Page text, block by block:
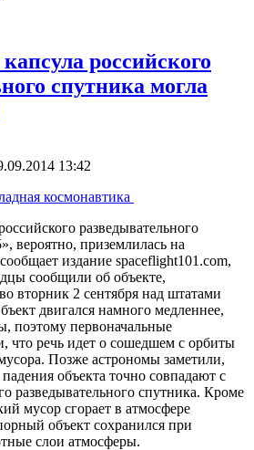
российского
спутника могла
13:42
космонавтика
разведывательного
вероятно, приземлилась на
издание spaceflight101.com,
сообщили об объекте,
вторник 2 сентября над штатами
двигался намного медленнее,
поэтому первоначальные
что речь идет о сошедшем с орбиты
Позже астрономы заметили,
объекта точно совпадают с
разведывательного спутника. Кроме
мусор сгорает в атмосфере
объект сохранился при
слои атмосферы.